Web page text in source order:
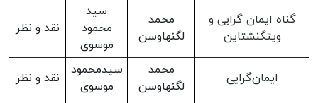
گناه ایمان گرایی و
ویتگنشتاین
محمد
لگنهاوسن
سید
محمود
موسوی
نقد و نظر
ایمان‌گرایی
محمد
لگنهاوسن
سیدمحمود
موسوی
نقد و نظر